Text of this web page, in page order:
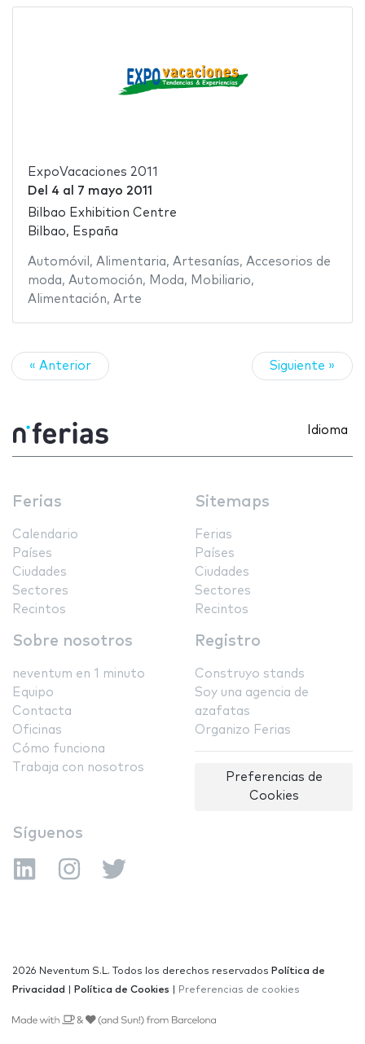
ExpoVacaciones 2011
Del 4 al 7 mayo 2011
Bilbao Exhibition Centre
Bilbao, España
Automóvil , Alimentaria, Artesanías, Accesorios de
moda, Automoción, Moda, Mobiliario,
Alimentación, Arte
« Anterior Siguiente »
Idioma
Ferias
Calendario
Países
Ciudades
Sectores
Recintos
Sitemaps
Ferias
Países
Ciudades
Sectores
Recintos
Sobre nosotros
neventum en 1 minuto
Equipo
Contacta
Oficinas
Cómo funciona
Trabaja con nosotros
Registro
Construyo stands
Soy una agencia de
azafatas
Organizo Ferias
Preferencias de
Cookies
Síguenos
2026 Neventum S.L. Todos los derechos reservados Política de
Privacidad
Política de Cookies Preferencias de cookies